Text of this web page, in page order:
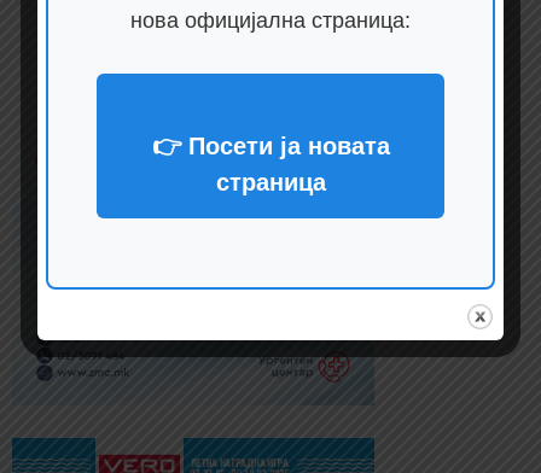
нова официјална страница:
👉 Посети ја новата
страница